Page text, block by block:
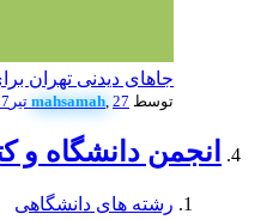
جاهای دیدنی تهران
توسط mahsamah 27 تیر 27
انجمن دانشگاه و
رشته های دانشگاهی